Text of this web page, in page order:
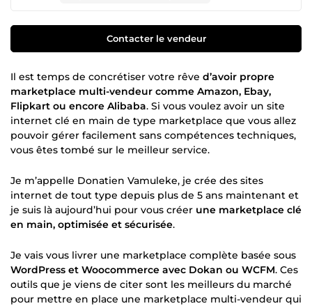
Contacter le vendeur
Il est temps de concrétiser votre rêve d’avoir propre
marketplace multi-vendeur comme Amazon, Ebay,
Flipkart ou encore Alibaba. Si vous voulez avoir un site
internet clé en main de type marketplace que vous allez
pouvoir gérer facilement sans compétences techniques,
vous êtes tombé sur le meilleur service.
Je m’appelle Donatien Vamuleke, je crée des sites
internet de tout type depuis plus de 5 ans maintenant et
je suis là aujourd’hui pour vous créer une marketplace clé
en main, optimisée et sécurisée.
Je vais vous livrer une marketplace complète basée sous
WordPress et Woocommerce avec Dokan ou WCFM. Ces
outils que je viens de citer sont les meilleurs du marché
pour mettre en place une marketplace multi-vendeur qui